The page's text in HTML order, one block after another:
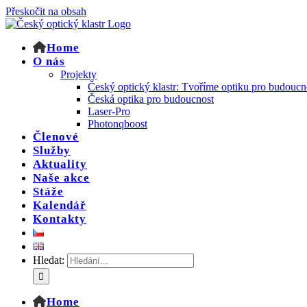
Přeskočit na obsah
Home
O nás
Projekty
Český optický klastr: Tvoříme optiku pro
Česká optika pro budoucnost
Laser-Pro
Photonqboost
Členové
Služby
Aktuality
Naše akce
Stáže
Kalendář
Kontakty
Hledat:
Home